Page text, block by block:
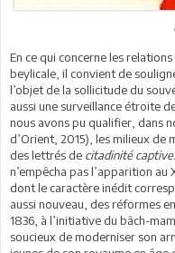
En ce qui concerne les
beylicale, il convient de
l’objet de la sollicitude du
aussi une surveillance étroite
nous avons pu qualifier, dans
d’Orient, 2015), les milieux de
des lettrés de citadinité captive.
n’empêcha pas l’apparition
dont le caractère inédit
aussi nouveau, des réformes
1836, à l’initiative du bâch-
soucieux de moderniser son